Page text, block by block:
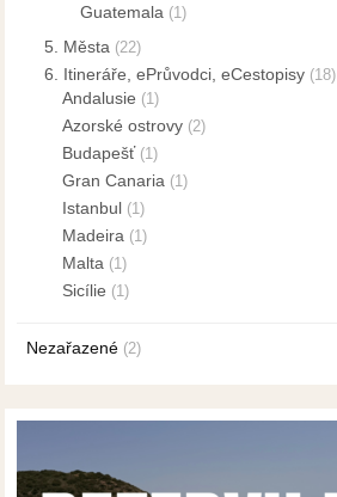
Guatemala (1)
5. Města (22)
6. Itineráře, ePrůvodci, eCestopisy (18)
Andalusie (1)
Azorské ostrovy (2)
Budapešť(1)
Gran Canaria (1)
Istanbul (1)
Madeira (1)
Malta (1)
Sicílie (1)
Nezařazené (2)